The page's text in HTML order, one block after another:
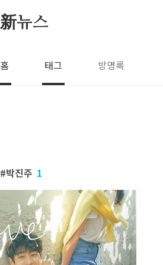
新뉴스
홈 태그 방명록
박진주 1